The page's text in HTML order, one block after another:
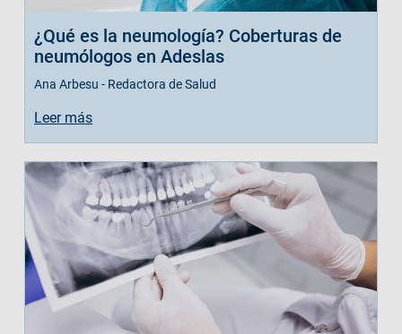
¿Qué es la neumología? Coberturas de
neumólogos en Adeslas
Ana Arbesu - Redactora de Salud
Leer más